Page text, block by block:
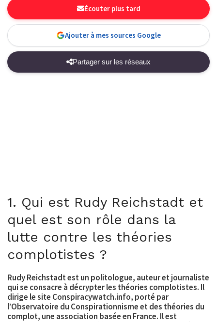
Écouter plus tard
Ajouter à mes sources Google
Partager sur les réseaux
1. Qui est Rudy Reichstadt et
quel est son rôle dans la
lutte contre les théories
complotistes ?
Rudy Reichstadt est un politologue, auteur et journaliste
qui se consacre à décrypter les théories complotistes. Il
dirige le site Conspiracywatch.info, porté par
l’Observatoire du Conspirationnisme et des théories du
complot, une association basée en France. Il est